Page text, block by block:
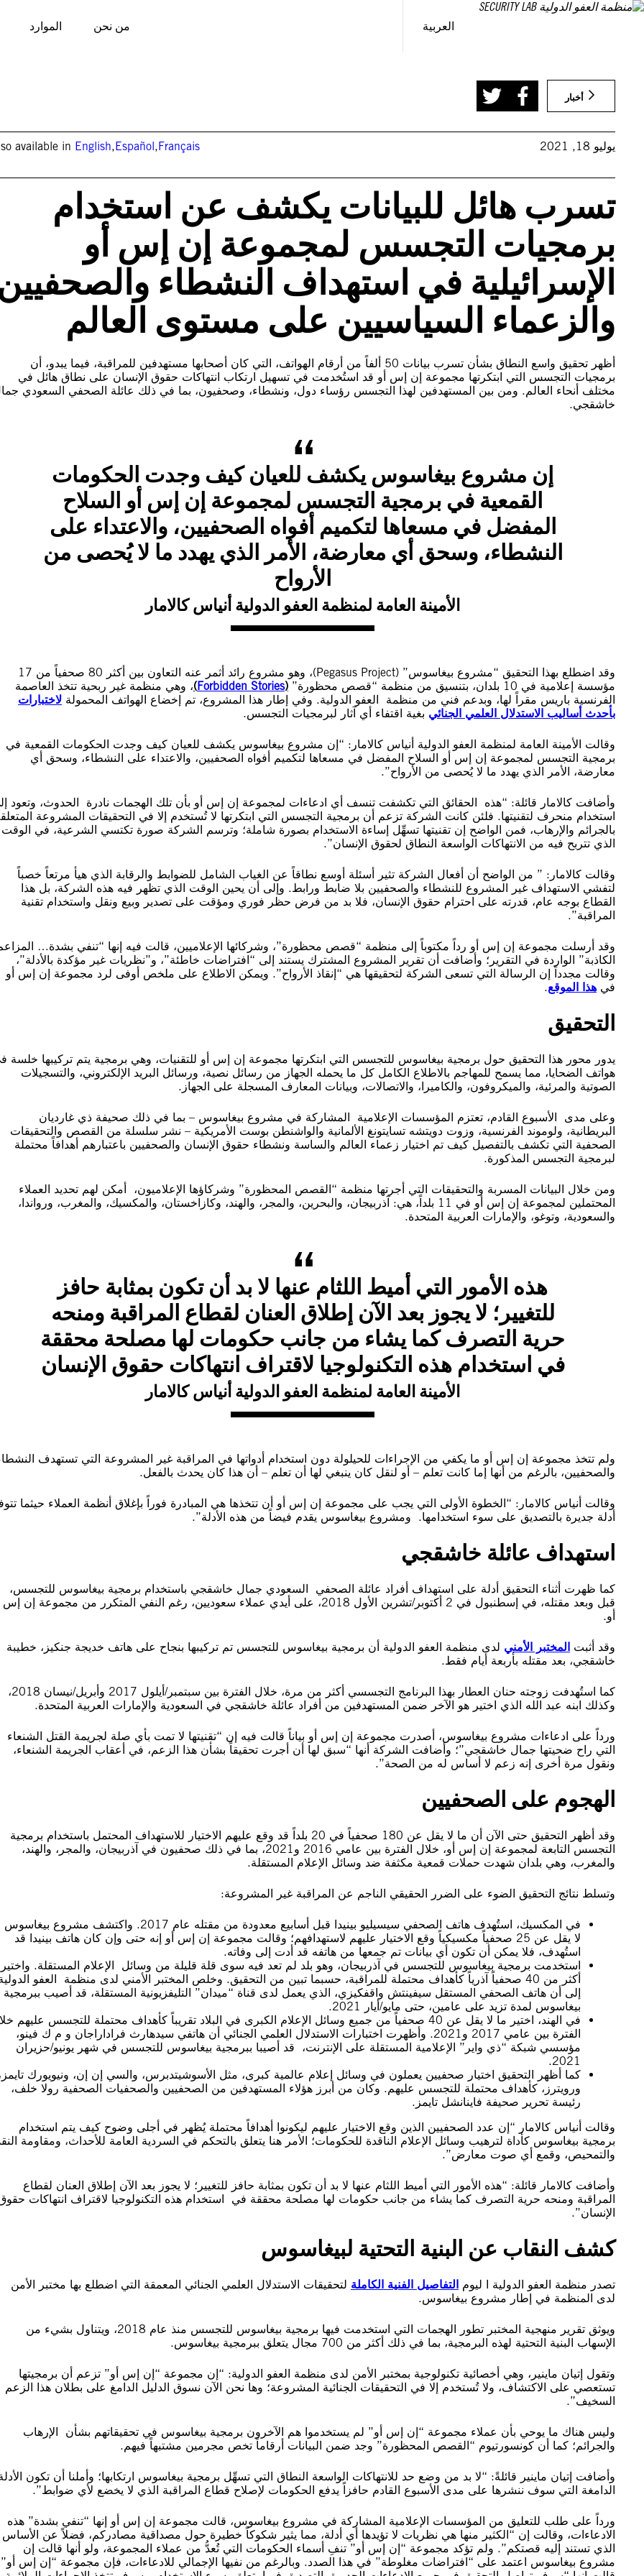
العربية من نحن الموارد
تخطى
أخبار
يوليو 18, 2021 available in English,Español,Français
تسرب هائل للبيانات يكشف عن استخدام
برمجيات التجسس لمجموعة إن إس أو
الإسرائيلية في استهداف النشطاء
والزعماء السياسيين على مستوى العالم
أظهر تحقيق واسع النطاق بشأن تسرب بيانات 50 ألفاً من أرقام الهواتف، التي كان أصحابها مستهدفين للمراقبة، فيما يبدو، أن
برمجيات التجسس التي ابتكرتها مجموعة إن إس أو قد استُخدمت في تسهيل ارتكاب انتهاكات حقوق الإنسان على نطاق هائل في
مختلف أنحاء العالم. ومن بين المستهدفين لهذا التجسس رؤساء دول، ونشطاء، وصحفيون، بما في ذلك عائلة الصحفي السعودي
خاشقجي.
إن مشروع بيغاسوس يكشف للعيان كيف وجدت الحكومات
القمعية في برمجية التجسس لمجموعة إن إس أو السلاح
المفضل في مسعاها لتكميم أفواه الصحفيين، والاعتداء على
النشطاء، وسحق أي معارضة، الأمر الذي يهدد ما لا يُحصى من
الأرواح
الأمينة العامة لمنظمة العفو الدولية أنياس كالامار
وقد اضطلع بهذا التحقيق “مشروع بيغاسوس” (Pegasus Project)، وهو مشروع رائد أثمر عنه التعاون بين أكثر 80 صحفياً من 17
مؤسسة إعلامية في 10 بلدان، بتنسيق من منظمة “قصص محظورة”
(
Forbidden Stories
)، وهي منظمة غير ربحية تتخذ العاصمة
الفرنسية باريس مقراً لها، وبدعم فني من منظمة العفو الدولية. وفي إطار هذا المشروع، تم إخضاع الهواتف المحمولة لاختبارات
بأحدث أساليب الاستدلال العلمي الجنائي بغية اقتفاء أي آثار لبرمجيات التجسس.
وقالت الأمينة العامة لمنظمة العفو الدولية أنياس كالامار: “إن مشروع بيغاسوس يكشف للعيان كيف وجدت الحكومات القمعية في
برمجية التجسس لمجموعة إن إس أو السلاح المفضل في مسعاها لتكميم أفواه الصحفيين، والاعتداء على النشطاء، وسحق أي
معارضة، الأمر الذي يهدد ما لا يُحصى من الأرواح”.
وأضافت كالامار قائلة: “هذه الحقائق التي تكشفت تنسف أي ادعاءات لمجموعة إن إس أو بأن تلك الهجمات نادرة الحدوث، وتعود
استخدام منحرف لتقنيتها. فلئن كانت الشركة تزعم أن برمجية التجسس التي ابتكرتها لا تُستخدم إلا في التحقيقات المشروعة
بالجرائم والإرهاب، فمن الواضح إن تقنيتها تسهِّل إساءة الاستخدام بصورة شاملة؛ وترسم الشركة صورة تكتسي الشرعية، في
الذي تتربح فيه من الانتهاكات الواسعة النطاق لحقوق الإنسان”.
وقالت كالامار: ” من الواضح أن أفعال الشركة تثير أسئلة أوسع نطاقاً عن الغياب الشامل للضوابط والرقابة الذي هيأ مرتعاً خصباً
لتفشي الاستهداف غير المشروع للنشطاء والصحفيين بلا ضابط ورابط. وإلى أن يحين الوقت الذي تظهر فيه هذه الشركة، بل هذا
القطاع بوجه عام، قدرته على احترام حقوق الإنسان، فلا بد من فرض حظر فوري ومؤقت على تصدير وبيع ونقل واستخدام تقنية
المراقبة”.
وقد أرسلت مجموعة إن إس أو رداً مكتوباً إلى منظمة “قصص محظورة”، وشركائها الإعلاميين، قالت فيه إنها “تنفي بشدة…
الكاذبة” الواردة في التقرير؛ وأضافت أن تقرير المشروع المشترك يستند إلى “افتراضات خاطئة”، و”نظريات غير مؤكدة بالأدلة”،
وقالت مجدداً إن الرسالة التي تسعى الشركة لتحقيقها هي “إنقاذ الأرواح”. ويمكن الاطلاع على ملخص أوفى لرد مجموعة إن إس أو
في هذا الموقع.
التحقيق
يدور محور هذا التحقيق حول برمجية بيغاسوس للتجسس التي ابتكرتها مجموعة إن إس أو للتقنيات، وهي برمجية يتم تركيبها خلسة
هواتف الضحايا، مما يسمح للمهاجم بالاطلاع الكامل كل ما يحمله الجهاز من رسائل نصية، ورسائل البريد الإلكتروني، والتسجيلات
الصوتية والمرئية، والميكروفون، والكاميرا، والاتصالات، وبيانات المعارف المسجلة على الجهاز.
وعلى مدى الأسبوع القادم، تعتزم المؤسسات الإعلامية المشاركة في مشروع بيغاسوس – بما في ذلك صحيفة ذي غارديان
البريطانية، ولوموند الفرنسية، وزوت دويتشه تسايتونغ الألمانية والواشنطن بوست الأمريكية – نشر سلسلة من القصص والتحقيقات
الصحفية التي تكشف بالتفصيل كيف تم اختيار زعماء العالم والساسة ونشطاء حقوق الإنسان والصحفيين باعتبارهم أهدافاً محتملة
لبرمجية التجسس المذكورة.
ومن خلال البيانات المسربة والتحقيقات التي أجرتها منظمة “القصص المحظورة” وشركاؤها الإعلاميون، أمكن لهم تحديد العملاء
المحتملين لمجموعة إن إس أو في 11 بلداً، هي: آذربيجان، والبحرين، والمجر، والهند، وكازاخستان، والمكسيك، والمغرب، ورواندا،
والسعودية، وتوغو، والإمارات العربية المتحدة.
هذه الأمور التي أميط اللثام عنها لا بد أن تكون بمثابة حافز
للتغيير؛ لا يجوز بعد الآن إطلاق العنان لقطاع المراقبة ومنحه
حرية التصرف كما يشاء من جانب حكومات لها مصلحة محققة
في استخدام هذه التكنولوجيا لاقتراف انتهاكات حقوق الإنسان
الأمينة العامة لمنظمة العفو الدولية أنياس كالامار
ولم تتخذ مجموعة إن إس أو ما يكفي من الإجراءات للحيلولة دون استخدام أدواتها في المراقبة غير المشروعة التي تستهدف
والصحفيين، بالرغم من أنها إما كانت تعلم – أو لنقل كان ينبغي لها أن تعلم – أن هذا كان يحدث بالفعل.
وقالت أنياس كالامار: “الخطوة الأولى التي يجب على مجموعة إن إس أو أن تتخذها هي المبادرة فوراً بإغلاق أنظمة العملاء حيثما
أدلة جديرة بالتصديق على سوء استخدامها. ومشروع بيغاسوس يقدم فيضاً من هذه الأدلة”.
استهداف عائلة خاشقجي
كما ظهرت أثناء التحقيق أدلة على استهداف أفراد عائلة الصحفي السعودي جمال خاشقجي باستخدام برمجية بيغاسوس للتجسس،
قبل وبعد مقتله، في إسطنبول في 2 أكتوبر/تشرين الأول 2018، على أيدي عملاء سعوديين، رغم النفي المتكرر من مجموعة إن إس
أو.
وقد أثبت المختبر الأمني لدى منظمة العفو الدولية أن برمجية بيغاسوس للتجسس تم تركيبها بنجاح على هاتف خديجة جنكيز، خطيبة
خاشقجي، بعد مقتله بأربعة أيام فقط.
كما استُهدفت زوجته حنان العطار بهذا البرنامج التجسسي أكثر من مرة، خلال الفترة بين سبتمبر/أيلول 2017 وأبريل/نيسان 2018،
وكذلك ابنه عبد الله الذي اختير هو الآخر ضمن المستهدفين من أفراد عائلة خاشقجي في السعودية والإمارات العربية المتحدة.
ورداً على ادعاءات مشروع بيغاسوس، أصدرت مجموعة إن إس أو بياناً قالت فيه إن “تقنيتها لا تمت بأي صلة لجريمة القتل الشنعاء
التي راح ضحيتها جمال خاشقجي”؛ وأضافت الشركة أنها “سبق لها أن أجرت تحقيقاً بشأن هذا الزعم، في أعقاب الجريمة الشنعاء،
ونقول مرة أخرى إنه زعم لا أساس له من الصحة”.
الهجوم على الصحفيين
وقد أظهر التحقيق حتى الآن أن ما لا يقل عن 180 صحفياً في 20 بلداً قد وقع عليهم الاختيار للاستهداف المحتمل باستخدام برمجية
التجسس التابعة لمجموعة إن إس أو، خلال الفترة بين عامي 2016 و2021، بما في ذلك صحفيون في آذربيجان، والمجر، والهند،
والمغرب، وهي بلدان شهدت حملات قمعية مكثفة ضد وسائل الإعلام المستقلة.
وتسلط نتائج التحقيق الضوء على الضرر الحقيقي الناجم عن المراقبة غير المشروعة:
في المكسيك، استُهدف هاتف الصحفي سيسيليو بينيدا قبل أسابيع معدودة من مقتله عام 2017. واكتشف مشروع
لا يقل عن 25 صحفياً مكسيكياً وقع الاختيار عليهم لاستهدافهم؛ وقالت مجموعة إن إس أو إنه حتى وإن كان هاتف بينيدا قد
استُهدف، فلا يمكن أن تكون أي بيانات تم جمعها من هاتفه قد أدت إلى وفاته.
استخدمت برمجية بيغاسوس للتجسس في آذربيجان، وهو بلد لم تعد فيه سوى قلة قليلة من وسائل الإعلام المستقلة. واختير
أكثر من 40 صحفياً آذرياً كأهداف محتملة للمراقبة، حسبما تبين من التحقيق. وخلص المختبر الأمني لدى منظمة العفو
إلى أن هاتف الصحفي المستقل سيفينتش واقفكيزي، الذي يعمل لدى قناة “ميدان” التليفزيونية المستقلة، قد أصيب ببرمجية
بيغاسوس لمدة تزيد على عامين، حتى مايو/أيار 2021.
في الهند، اختير ما لا يقل عن 40 صحفياً من جميع وسائل الإعلام الكبرى في البلاد تقريباً كأهداف محتملة للتجسس عليهم
الفترة بين عامي 2017 و2021. وأظهرت اختبارات الاستدلال العلمي الجنائي أن هاتفي سيدهارث فراداراجان و م ك فينو،
مؤسسي شبكة “ذي واير” الإعلامية المستقلة على الإنترنت، قد أصيبا ببرمجية بيغاسوس للتجسس في شهر يونيو/حزيران
2021.
كما أظهر التحقيق اختيار صحفيين يعملون في وسائل إعلام عالمية كبرى، مثل الأسوشيتدبرس، والسي إن إن، ونيويورك
ورويترز، كأهداف محتملة للتجسس عليهم. وكان من أبرز هؤلاء المستهدفين من الصحفيين والصحفيات الصحفية رولا خلف،
رئيسة تحرير صحيفة فاينانشل تايمز.
وقالت أنياس كالامار “إن عدد الصحفيين الذين وقع الاختيار عليهم ليكونوا أهدافاً محتملة يُظهر في أجلى وضوح كيف يتم استخدام
برمجية بيغاسوس كأداة لترهيب وسائل الإعلام الناقدة للحكومات؛ الأمر هنا يتعلق بالتحكم في السردية العامة للأحداث، ومقاومة
والتمحيص، وقمع أي صوت معارض”.
وأضافت كالامار قائلة: “هذه الأمور التي أميط اللثام عنها لا بد أن تكون بمثابة حافز للتغيير؛ لا يجوز بعد الآن إطلاق العنان لقطاع
المراقبة ومنحه حرية التصرف كما يشاء من جانب حكومات لها مصلحة محققة في استخدام هذه التكنولوجيا لاقتراف انتهاكات
الإنسان”.
كشف النقاب عن البنية التحتية لبيغاسوس
تصدر منظمة العفو الدولية ا ليوم التفاصيل الفنية الكاملة لتحقيقات الاستدلال العلمي الجنائي المعمقة التي اضطلع بها مختبر الأمن
لدى المنظمة في إطار مشروع بيغاسوس.
ويوثق تقرير منهجية المختبر تطور الهجمات التي استخدمت فيها برمجية بيغاسوس للتجسس منذ عام 2018، ويتناول بشيء من
الإسهاب البنية التحتية لهذه البرمجية، بما في ذلك أكثر من 700 مجال يتعلق ببرمجية بيغاسوس.
وتقول إتيان ماينير، وهي أخصائية تكنولوجية بمختبر الأمن لدى منظمة العفو الدولية: “إن مجموعة “إن إس أو” تزعم أن برمجيتها
تستعصي على الاكتشاف، ولا تُستخدم إلا في التحقيقات الجنائية المشروعة؛ وها نحن الآن نسوق الدليل الدامغ على بطلان هذا الزعم
السخيف”.
وليس هناك ما يوحي بأن عملاء مجموعة “إن إس أو” لم يستخدموا هم الآخرون برمجية بيغاسوس في تحقيقاتهم بشأن الإرهاب
والجرائم؛ كما أن كونسورتيوم “القصص المحظورة” وجد ضمن البيانات أرقاماً تخص مجرمين مشتبهاً فيهم.
وأضافت إتيان ماينير قائلةً: “لا بد من وضع حد للانتهاكات الواسعة النطاق التي تسهِّل برمجية بيغاسوس ارتكابها؛ وأملنا أن تكون
الدامغة التي سوف ننشرها على مدى الأسبوع القادم حافزاً يدفع الحكومات لإصلاح قطاع المراقبة الذي لا يخضع لأي ضوابط”.
ورداً على طلب للتعليق من المؤسسات الإعلامية المشاركة في مشروع بيغاسوس، قالت مجموعة إن إس أو إنها “تنفي بشدة” هذه
الادعاءات، وقالت إن “الكثير منها هي نظريات لا تؤيدها أي أدلة، مما يثير شكوكاً خطيرة حول مصداقية مصادركم، فضلاً عن الأساس
الذي تستند إليه قصتكم”. ولم تؤكد مجموعة “إن إس أو” تنفِ أسماء الحكومات التي تُعدُّ من عملاء المجموعة، ولو أنها قالت إن
مشروع بيغاسوس اعتمد على “افتراضات مغلوطة” في هذا الصدد. وبالرغم من نفيها الإجمالي للادعاءات، فإن مجموعة “إن إس أو”